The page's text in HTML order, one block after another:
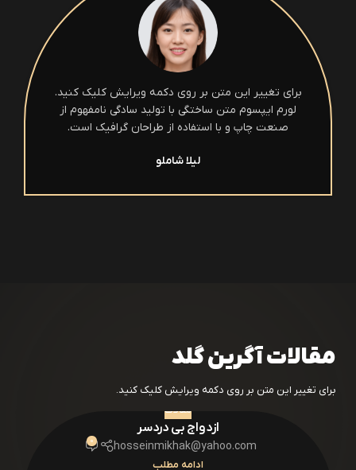
برای تغییر این متن بر روی دکمه ویرایش کلیک کنید.
لورم ایپسوم متن ساختگی با تولید سادگی نامفهوم از
صنعت چاپ و با استفاده از طراحان گرافیک است.
لیلا شاملو
مقالات آگرین گلد
برای تغییر این متن بر روی دکمه ویرایش کلیک کنید.
مقالات
ازدواج بی دردسر
hosseinmikhak@yahoo.com
0
ادامه مطلب